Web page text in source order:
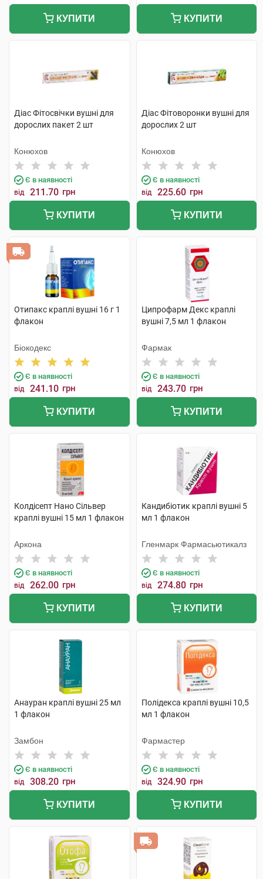
КУПИТИ КУПИТИ
Діас Фітосвічки вушні для
дорослих пакет 2 шт
Конюхов
Є в наявності
від 211.70 грн
КУПИТИ
Діас Фітоворонки вушні для
дорослих 2 шт
Конюхов
Є в наявності
від 225.60 грн
КУПИТИ
Отипакс краплі вушні 16 г 1
флакон
Біокодекс
Є в наявності
від 241.10 грн
КУПИТИ
Ципрофарм Декс краплі
вушні 7,5 мл 1 флакон
Фармак
Є в наявності
від 243.70 грн
КУПИТИ
Колдісепт Нано Сільвер
краплі вушні 15 мл 1 флакон
Аркона
Є в наявності
від 262.00 грн
КУПИТИ
Кандибіотик краплі вушні 5
мл 1 флакон
Гленмарк Фармасьютикалз
Є в наявності
від 274.80 грн
КУПИТИ
Анауран краплі вушні 25 мл
1 флакон
Замбон
Є в наявності
від 308.20 грн
КУПИТИ
Полідекса краплі вушні 10,5
мл 1 флакон
Фармастер
Є в наявності
від 324.90 грн
КУПИТИ